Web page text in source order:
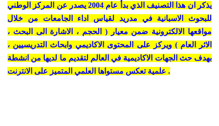
يذكر ان هذا التصنيف الذي بدأ عام 2004 يصدر عن المركز الوطني
للبحوث الاسبانية في مدريد لقياس اداء الجامعات من خلال
مواقعها الالكترونية ضمن معيار ( الحجم ، الاشارة الى البحث ،
الاثر العام ) ويركز على المحتوى الاكاديمي وابحاث التدريسيين ،
بهدف حث الجهات الاكاديمية في العالم لتقديم ما لديها من انشطة
علمية تعكس مستواها العلمي المتميز على الانترنت .